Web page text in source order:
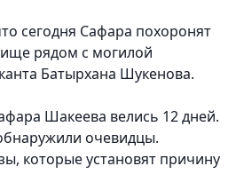
сегодня Сафара похоронят
рядом с могилой
Батырхана Шукенова.
Шакеева велись 12 дней.
очевидцы.
которые установят причину